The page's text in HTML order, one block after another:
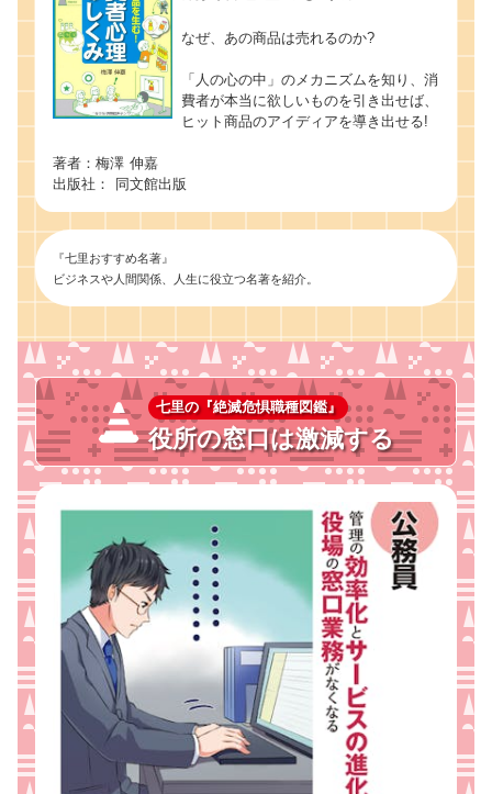
なぜ、あの商品は売れるのか?
「人の心の中」のメカニズムを知り、消
費者が本当に欲しいものを引き出せば、
ヒット商品のアイディアを導き出せる!
著者：梅澤 伸嘉
出版社： 同文館出版
『七里おすすめ名著』
ビジネスや人間関係、人生に役立つ名著を紹介。
七里の『絶滅危惧職種図鑑』
役所の窓口は激減する